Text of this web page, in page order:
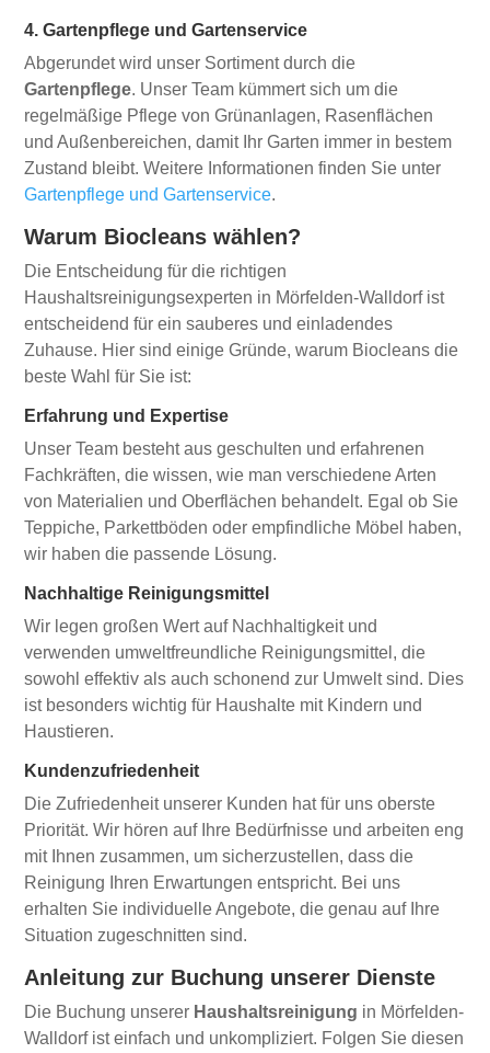
4. Gartenpflege und Gartenservice
Abgerundet wird unser Sortiment durch die
Gartenpflege. Unser Team kümmert sich um die
regelmäßige Pflege von Grünanlagen, Rasenflächen
und Außenbereichen, damit Ihr Garten immer in bestem
Zustand bleibt. Weitere Informationen finden Sie unter
Gartenpflege und Gartenservice.
Warum Biocleans wählen?
Die Entscheidung für die richtigen
Haushaltsreinigungsexperten in Mörfelden-Walldorf ist
entscheidend für ein sauberes und einladendes
Zuhause. Hier sind einige Gründe, warum Biocleans die
beste Wahl für Sie ist:
Erfahrung und Expertise
Unser Team besteht aus geschulten und erfahrenen
Fachkräften, die wissen, wie man verschiedene Arten
von Materialien und Oberflächen behandelt. Egal ob Sie
Teppiche, Parkettböden oder empfindliche Möbel haben,
wir haben die passende Lösung.
Nachhaltige Reinigungsmittel
Wir legen großen Wert auf Nachhaltigkeit und
verwenden umweltfreundliche Reinigungsmittel, die
sowohl effektiv als auch schonend zur Umwelt sind. Dies
ist besonders wichtig für Haushalte mit Kindern und
Haustieren.
Kundenzufriedenheit
Die Zufriedenheit unserer Kunden hat für uns oberste
Priorität. Wir hören auf Ihre Bedürfnisse und arbeiten eng
mit Ihnen zusammen, um sicherzustellen, dass die
Reinigung Ihren Erwartungen entspricht. Bei uns
erhalten Sie individuelle Angebote, die genau auf Ihre
Situation zugeschnitten sind.
Anleitung zur Buchung unserer Dienste
Die Buchung unserer Haushaltsreinigung in Mörfelden-
Walldorf ist einfach und unkompliziert. Folgen Sie diesen